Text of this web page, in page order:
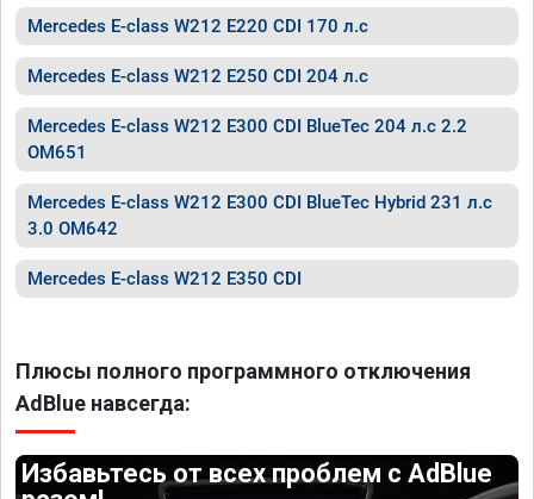
Mercedes E-class W212 E220 CDI 170 л.с
Mercedes E-class W212 E250 CDI 204 л.с
Mercedes E-class W212 E300 CDI BlueTec 204 л.с 2.2
OM651
Mercedes E-class W212 E300 CDI BlueTec Hybrid 231 л.с
3.0 OM642
Mercedes E-class W212 E350 CDI
Плюсы полного программного отключения
AdBlue навсегда:
Избавьтесь от всех проблем с AdBlue